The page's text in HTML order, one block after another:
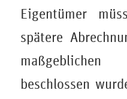
Eigentümer
spätere
beschlossen